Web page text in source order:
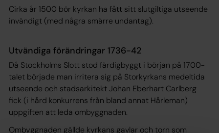
Cirka år 1500 bör kyrkan ha fått sitt slutgiltiga utseende
invändigt (med några smärre undantag).
Utvändiga förändringar 1736-42
Då Stockholms Slott stod färdigbyggt i början på 1700-
talet började man irritera sig på Storkyrkans medeltida
utseende och stadsarkitekt Johan Eberhart Carlberg
fick (i hård konkurrens från bland annat Hårleman)
uppgiften att leda ombyggnaden.
Ombyggnaden gällde kyrkans gavlar och torn som